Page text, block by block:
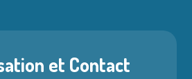
et Contact